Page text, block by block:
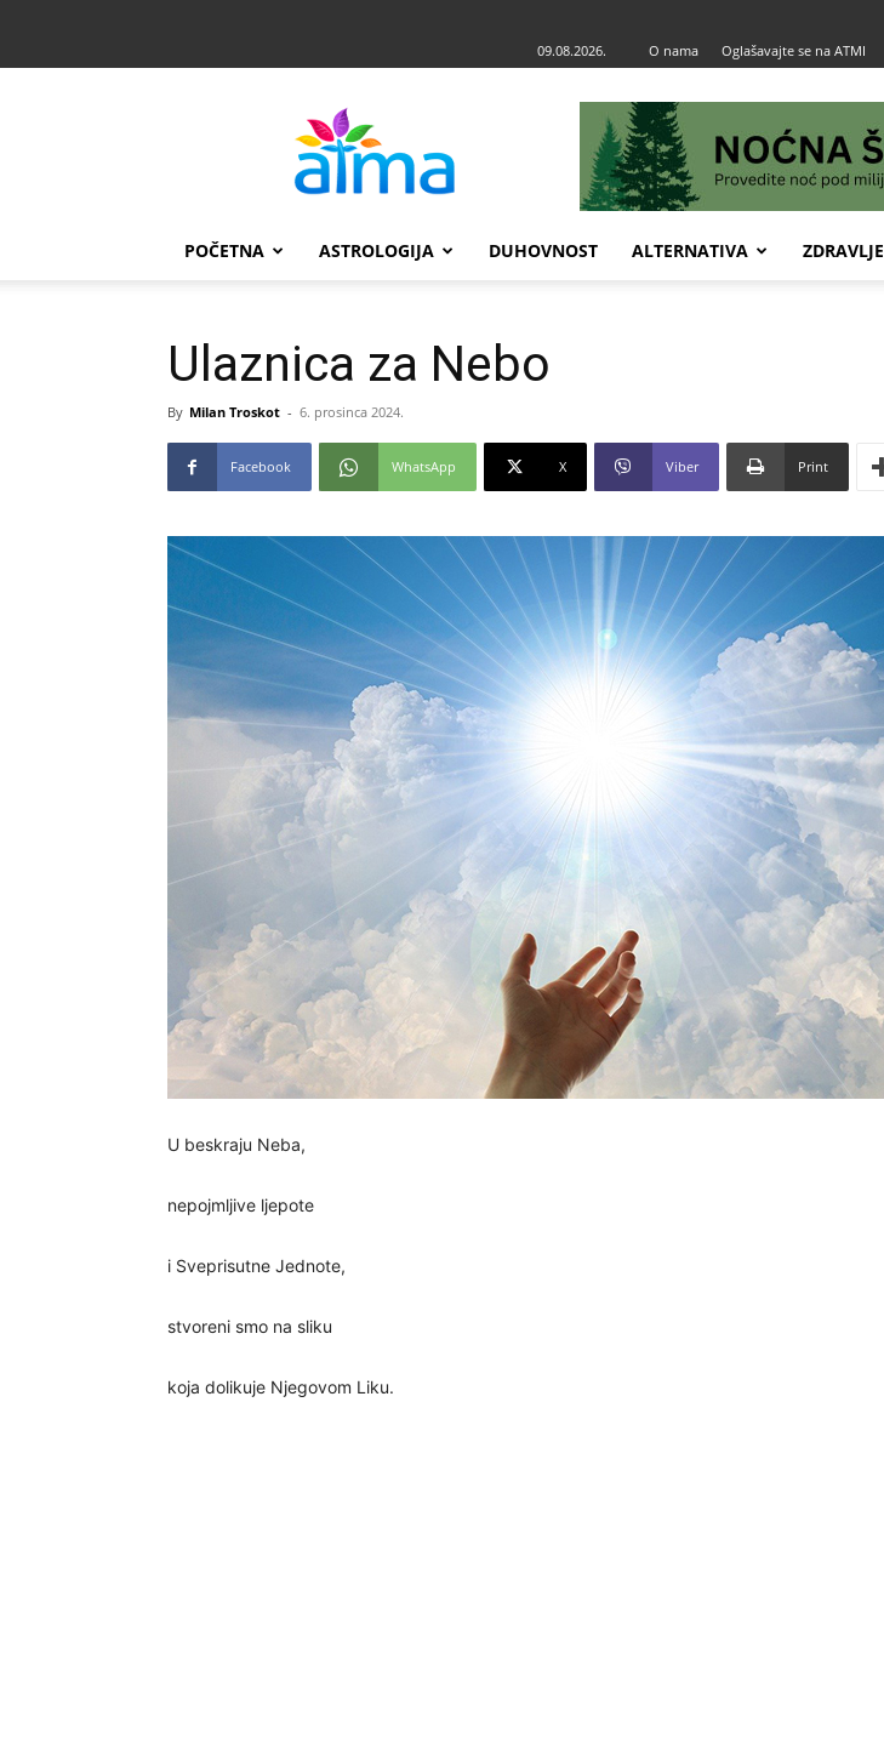
09.08.2026. O nama Oglašavajte se na ATMI
POČETNA ASTROLOGIJA DUHOVNOST ALTERNATIVA ZDRAVLJE
Ulaznica za Nebo
By Milan Troskot - 6. prosinca 2024.
Facebook WhatsApp X Viber Print
U beskraju Neba,
nepojmljive ljepote
i Sveprisutne Jednote,
stvoreni smo na sliku
koja dolikuje Njegovom Liku.